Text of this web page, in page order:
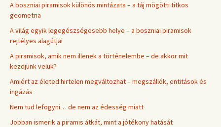
A boszniai piramisok különös mintázata – a táj mögötti titkos
geometria
A világ egyik legegészségesebb helye – a boszniai piramisok
rejtélyes alagútjai
A piramisok, amik nem illenek a történelembe – de akkor mit
kezdjünk velük?
Amiért az életed hirtelen megváltozhat – megszállók, entitások és
ingázás
Nem tud lefogyni… de nem az édesség miatt
Jobban ismerik a piramis átkát, mint a jótékony hatását